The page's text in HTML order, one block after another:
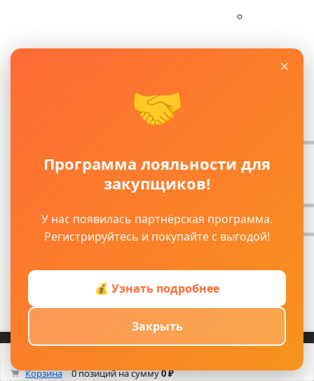
×
🤝
Программа лояльности для
закупщиков!
У нас появилась партнёрская программа.
Регистрируйтесь и покупайте с выгодой!
💰 Узнать подробнее
Закрыть
Корзина 0 позицийна сумму0 ₽
Каталог Смотрели Max/TG
Корзина
0